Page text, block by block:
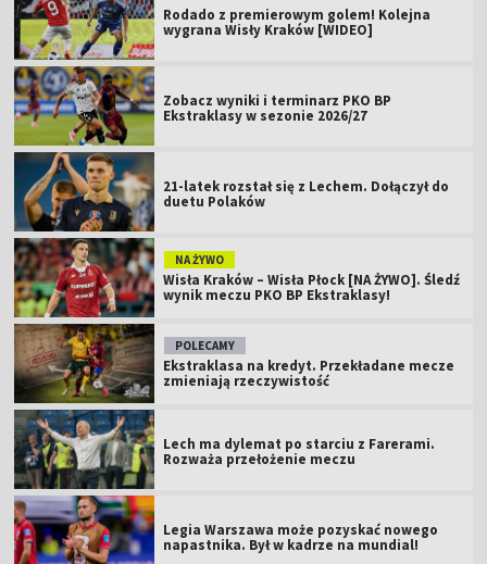
Rodado z premierowym golem! Kolejna
wygrana Wisły Kraków [WIDEO]
Zobacz wyniki i terminarz PKO BP
Ekstraklasy w sezonie 2026/27
21-latek rozstał się z Lechem. Dołączył do
duetu Polaków
NA ŻYWO
Wisła Kraków – Wisła Płock [NA ŻYWO]. Śledź
wynik meczu PKO BP Ekstraklasy!
POLECAMY
Ekstraklasa na kredyt. Przekładane mecze
zmieniają rzeczywistość
Lech ma dylemat po starciu z Farerami.
Rozważa przełożenie meczu
Legia Warszawa może pozyskać nowego
napastnika. Był w kadrze na mundial!